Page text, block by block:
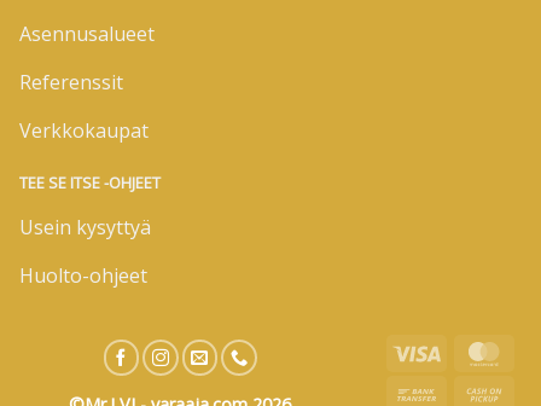
Asennusalueet
Referenssit
Verkkokaupat
TEE SE ITSE -OHJEET
Usein kysyttyä
Huolto-ohjeet
Visa
Bank